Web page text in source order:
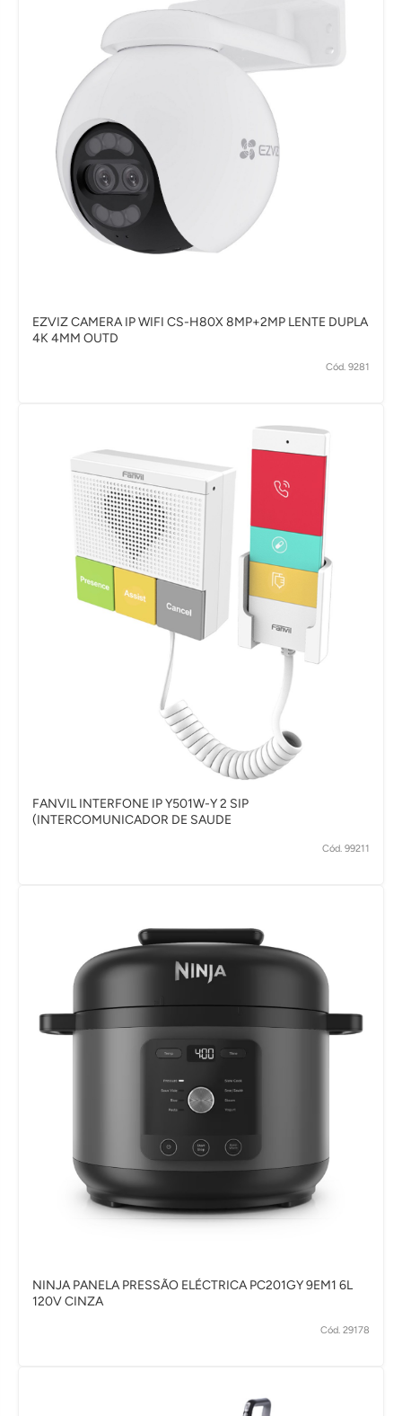
EZVIZ CAMERA IP WIFI CS-H80X 8MP+2MP LENTE DUPLA
4K 4MM OUTD
Cód. 9281
FANVIL INTERFONE IP Y501W-Y 2 SIP
(INTERCOMUNICADOR DE SAUDE
Cód. 99211
NINJA PANELA PRESSÃO ELÉCTRICA PC201GY 9EM1 6L
120V CINZA
Cód. 29178